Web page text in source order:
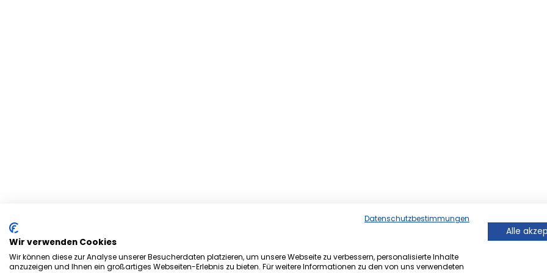
Datenschutzbestimmungen
Wir verwenden Cookies
Wir können diese zur Analyse unserer Besucherdaten platzieren, um unsere Webseite zu verbessern, personalisierte Inhalte
anzuzeigen und Ihnen ein großartiges Webseiten-Erlebnis zu bieten. Für weitere Informationen zu den von uns verwendeten
Alle